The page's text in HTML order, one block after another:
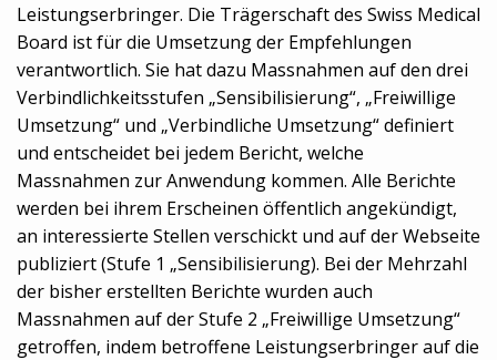
Leistungserbringer. Die Trägerschaft des Swiss Medical
Board ist für die Umsetzung der Empfehlungen
verantwortlich. Sie hat dazu Massnahmen auf den drei
Verbindlichkeitsstufen „Sensibilisierung“, „Freiwillige
Umsetzung“ und „Verbindliche Umsetzung“ definiert
und entscheidet bei jedem Bericht, welche
Massnahmen zur Anwendung kommen. Alle Berichte
werden bei ihrem Erscheinen öffentlich angekündigt,
an interessierte Stellen verschickt und auf der Webseite
publiziert (Stufe 1 „Sensibilisierung). Bei der Mehrzahl
der bisher erstellten Berichte wurden auch
Massnahmen auf der Stufe 2 „Freiwillige Umsetzung“
getroffen, indem betroffene Leistungserbringer auf die